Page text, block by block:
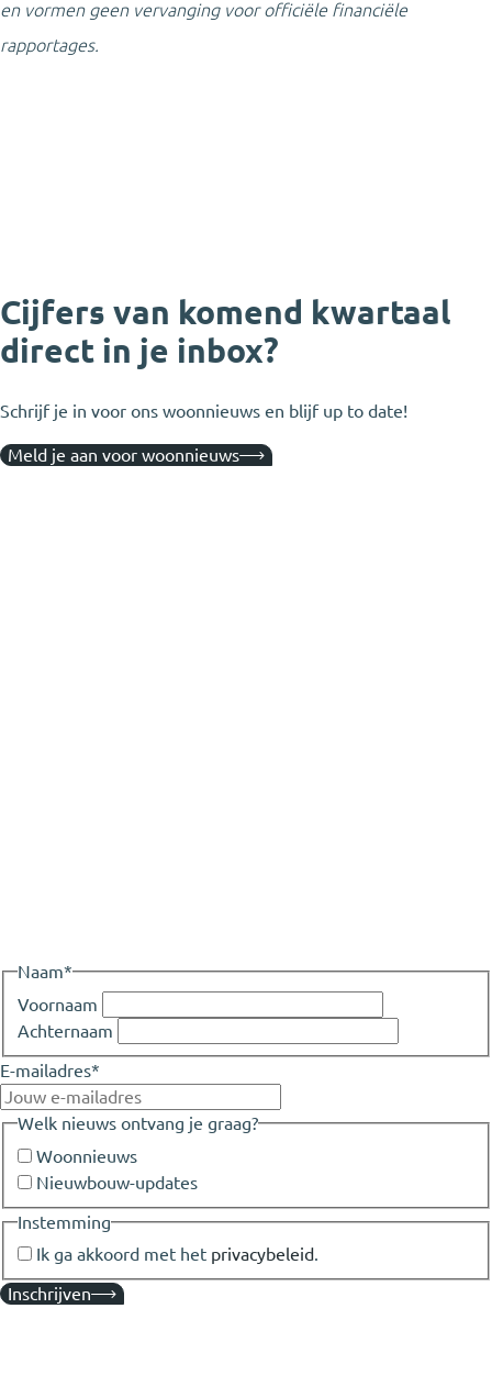
en vormen geen vervanging voor officiële financiële
rapportages.
Cijfers van komend kwartaal
direct in je inbox?
Schrijf je in voor ons woonnieuws en blijf up to date!
Meld je aan voor woonnieuws
Naam*
Voornaam
Achternaam
E-mailadres*
Welk nieuws ontvang je graag?
Woonnieuws
Nieuwbouw-updates
Instemming
Ik ga akkoord met het privacybeleid.
Inschrijven